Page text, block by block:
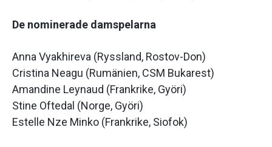
De nominerade damspelarna
Anna Vyakhireva (Ryssland, Rostov-Don)
Cristina Neagu (Rumänien, CSM Bukarest)
Amandine Leynaud (Frankrike, Györi)
Stine Oftedal (Norge, Györi)
Estelle Nze Minko (Frankrike, Siofok)